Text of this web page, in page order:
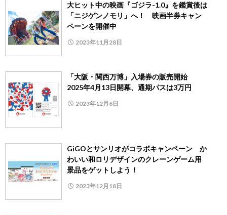
大ヒット中の映画『ゴジラ-1.0』を鑑賞後は
「ニジゲンノモリ」へ！ 映画半券キャン
ペーンを開催中
2023年11月28日
「大阪・関西万博」入場券の販売開始
2025年4月13日開幕、通期パスは3万円
2023年12月6日
GiGOとサンリオがコラボキャンペーン か
わいい和ロリデザインのクレーンゲーム用
景品をゲットしよう！
2023年12月18日